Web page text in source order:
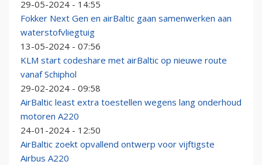
29-05-2024 - 14:55
Fokker Next Gen en airBaltic gaan samenwerken aan
waterstofvliegtuig
13-05-2024 - 07:56
KLM start codeshare met airBaltic op nieuwe route
vanaf Schiphol
29-02-2024 - 09:58
AirBaltic least extra toestellen wegens lang onderhoud
motoren A220
24-01-2024 - 12:50
AirBaltic zoekt opvallend ontwerp voor vijftigste
Airbus A220